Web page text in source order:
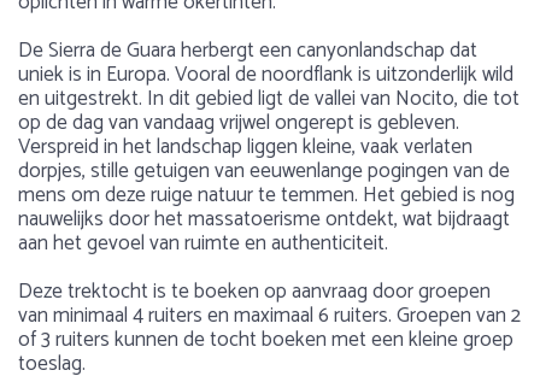
De Sierra de Guara herbergt een canyonlandschap dat
uniek is in Europa. Vooral de noordflank is uitzonderlijk wild
en uitgestrekt. In dit gebied ligt de vallei van Nocito, die tot
op de dag van vandaag vrijwel ongerept is gebleven.
Verspreid in het landschap liggen kleine, vaak verlaten
dorpjes, stille getuigen van eeuwenlange pogingen van de
mens om deze ruige natuur te temmen. Het gebied is nog
nauwelijks door het massatoerisme ontdekt, wat bijdraagt
aan het gevoel van ruimte en authenticiteit.
Deze trektocht is te boeken op aanvraag door groepen
van minimaal 4 ruiters en maximaal 6 ruiters. Groepen van 2
of 3 ruiters kunnen de tocht boeken met een kleine groep
toeslag.